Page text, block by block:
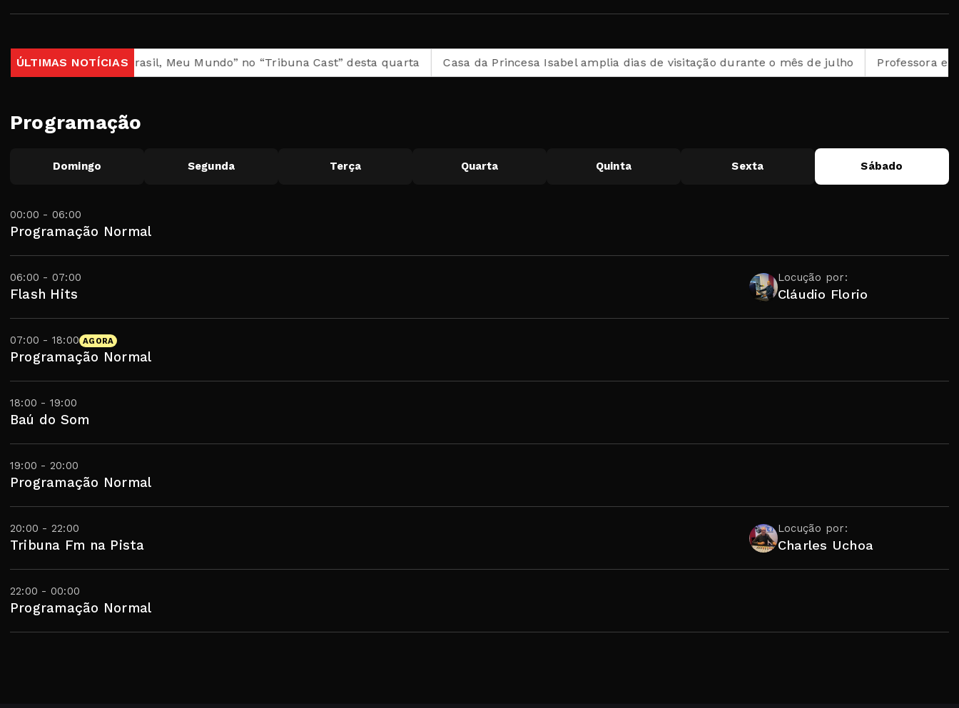
ÚLTIMAS NOTÍCIAS“Brasil, Meu Mundo” no “Tribuna Cast” desta quarta Casa da Princesa Isabel amplia dias de visitação durante o mês de julho Professora e
Programação
Domingo Segunda Terça Quarta Quinta Sexta Sábado
00:00 - 06:00
Programação Normal
06:00 - 07:00
Flash Hits
Locução por:
Cláudio Florio
07:00 - 18:00 AGORA
Programação Normal
18:00 - 19:00
Baú do Som
19:00 - 20:00
Programação Normal
20:00 - 22:00
Tribuna Fm na Pista
Locução por:
Charles Uchoa
22:00 - 00:00
Programação Normal